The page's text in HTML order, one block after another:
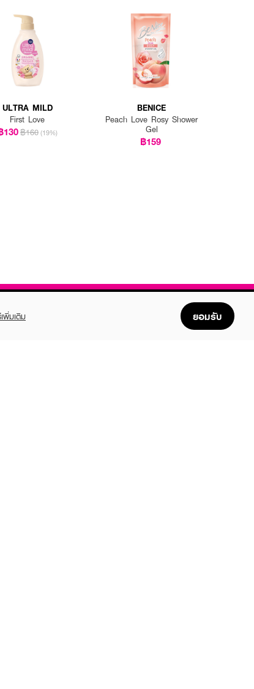
ULTRA MILD
First Love
130฿160 (19%)
BENICE
Peach Love Rosy Shower
Gel
฿159
พิ่มเติม ยอมรับ